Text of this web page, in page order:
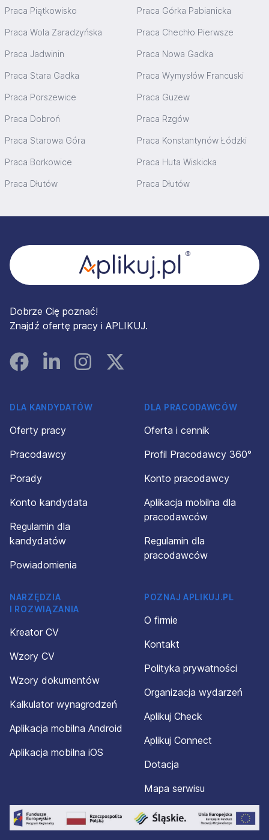
Praca Piątkowisko Praca Górka Pabianicka
Praca Wola Zaradzyńska Praca Chechło Pierwsze
Praca Jadwinin Praca Nowa Gadka
Praca Stara Gadka Praca Wymysłów Francuski
Praca Porszewice Praca Guzew
Praca Dobroń Praca Rzgów
Praca Starowa Góra Praca Konstantynów Łódzki
Praca Borkowice Praca Huta Wiskicka
Praca Dłutów Praca Dłutów
Dobrze Cię poznać!
Znajdź ofertę pracy i APLIKUJ.
FacebookLinked InInstagramInstagram
DLA KANDYDATÓW
Oferty pracy
Pracodawcy
Porady
Konto kandydata
Regulamin dla
kandydatów
Powiadomienia
DLA PRACODAWCÓW
Oferta i cennik
Profil Pracodawcy 360°
Konto pracodawcy
Aplikacja mobilna dla
pracodawców
Regulamin dla
pracodawców
NARZĘDZIA
I ROZWIĄZANIA
Kreator CV
Wzory CV
Wzory dokumentów
Kalkulator wynagrodzeń
Aplikacja mobilna Android
Aplikacja mobilna iOS
POZNAJ APLIKUJ.PL
O firmie
Kontakt
Polityka prywatności
Organizacja wydarzeń
Aplikuj Check
Aplikuj Connect
Dotacja
Mapa serwisu